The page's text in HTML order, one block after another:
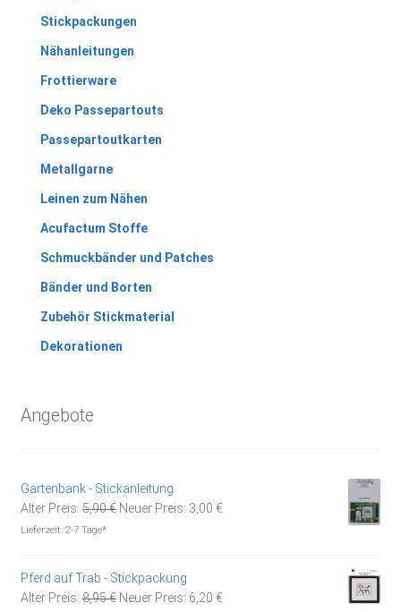
Stickpackungen
Nähanleitungen
Frottierware
Deko Passepartouts
Passepartoutkarten
Metallgarne
Leinen zum Nähen
Acufactum Stoffe
Schmuckbänder und Patches
Bänder und Borten
Zubehör Stickmaterial
Dekorationen
Angebote
Gartenbank - Stickanleitung
Alter Preis: 5,90€ Ursprünglicher
Neuer Preis: 3,00 €Aktueller
Lieferzeit: 2-7 Tage*
Pferd auf Trab - Stickpackung
Alter Preis: 8,95€ Ursprünglicher
Neuer Preis: 6,20 €Aktueller